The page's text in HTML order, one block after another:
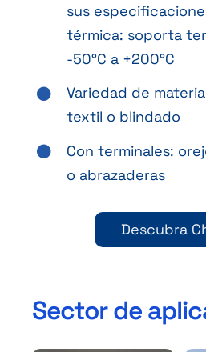
sus
térmica: soporta
-50°C a +200°C
Variedad de
textil o blindado
Con terminales:
o abrazaderas
Descubra
Sector de